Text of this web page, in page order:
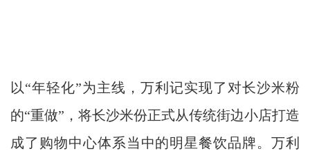
以“年轻化”为主线，万利记实现了对长沙米粉
的“重做”，将长沙米份正式从传统街边小店打造
成了购物中心体系当中的明星餐饮品牌。万利